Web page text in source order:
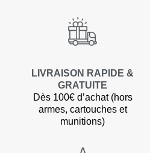
LIVRAISON RAPIDE &
GRATUITE
Dès 100€ d’achat (hors
armes, cartouches et
munitions)